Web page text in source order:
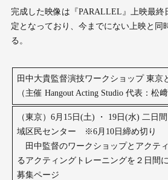
完成した映像は『PARALLEL』上映最終
定となっており、今までにない上映と同
る。
田中大貴監督演技ワークショップ 東京
（主催 Hangout Acting Studio 代表：松﨑
（東京）6月15日(土) ・ 19日(水) 二日
域区民センター ※6月10日締め切り
田中監督のワークショップとアクテ
るアクティングトレーニングを２日間
募集ページ